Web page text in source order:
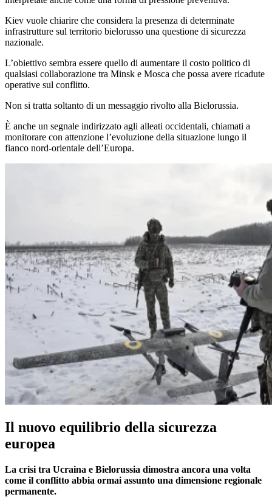
Kiev vuole chiarire che considera la presenza di determinate
infrastrutture sul territorio bielorusso una questione di sicurezza
nazionale.
L’obiettivo sembra essere quello di aumentare il costo politico di
qualsiasi collaborazione tra Minsk e Mosca che possa avere ricadute
operative sul conflitto.
Non si tratta soltanto di un messaggio rivolto alla Bielorussia.
È anche un segnale indirizzato agli alleati occidentali, chiamati a
monitorare con attenzione l’evoluzione della situazione lungo il
fianco nord-orientale dell’Europa.
Il nuovo equilibrio della sicurezza
europea
La crisi tra Ucraina e Bielorussia dimostra ancora una volta
come il conflitto abbia ormai assunto una dimensione regionale
permanente.